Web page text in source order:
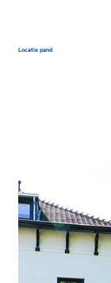
Locatie pand